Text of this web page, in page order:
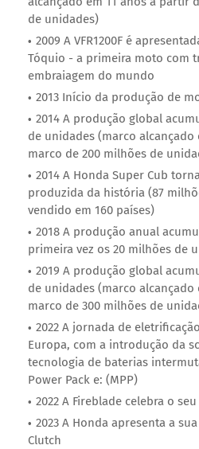
de unidades)
2009 A VFR1200F é
Tóquio - a primeira moto com
embraiagem do mundo
2013 Início da produção de
2014 A produção global
de unidades (marco
marco de 200 milhões de
2014 A Honda Super Cub
produzida da história (87
vendido em 160 países)
2018 A produção anual
primeira vez os 20 milhões de
2019 A produção global
de unidades (marco
marco de 300 milhões de
2022 A jornada de
Europa, com a introdução da
tecnologia de baterias
Power Pack e: (MPP)
2022 A Fireblade celebra o
2023 A Honda apresenta a
Clutch